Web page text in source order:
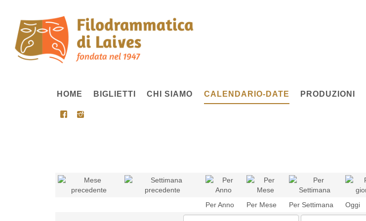
HOME BIGLIETTI CHI SIAMO CALENDARIO-DATE PRODUZIONI
Per Anno Per Mese Per Settimana Oggi